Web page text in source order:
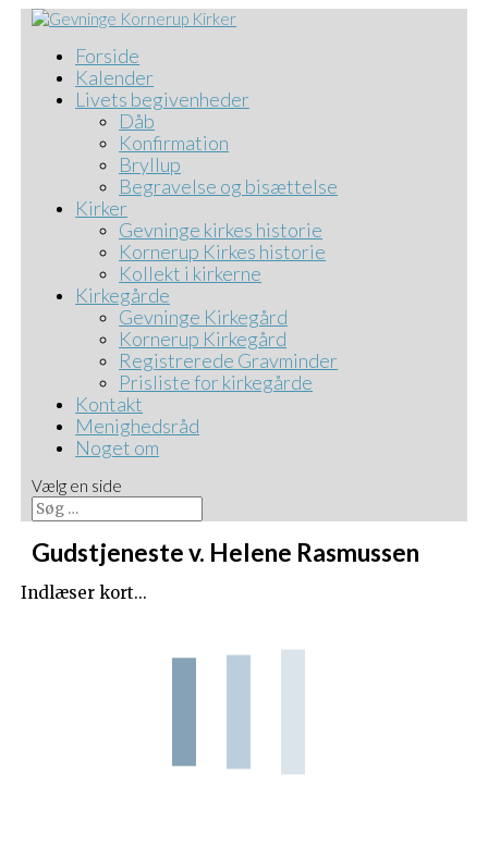
Forside
Kalender
Livets begivenheder
Dåb
Konfirmation
Bryllup
Begravelse og bisættelse
Kirker
Gevninge kirkes historie
Kornerup Kirkes historie
Kollekt i kirkerne
Kirkegårde
Gevninge Kirkegård
Kornerup Kirkegård
Registrerede Gravminder
Prisliste for kirkegårde
Kontakt
Menighedsråd
Noget om
Vælg en side
Gudstjeneste v. Helene Rasmussen
Indlæser kort...